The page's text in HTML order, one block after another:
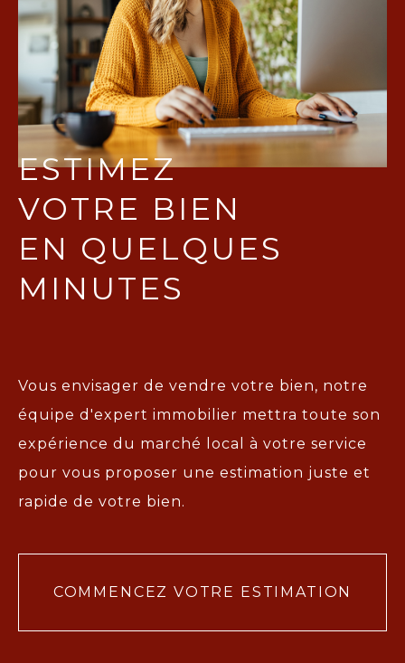
ESTIMEZ
VOTRE BIEN
EN QUELQUES
MINUTES
Vous envisager de vendre votre bien, notre
équipe d'expert immobilier mettra toute son
expérience du marché local à votre service
pour vous proposer une estimation juste et
rapide de votre bien.
COMMENCEZ VOTRE ESTIMATION